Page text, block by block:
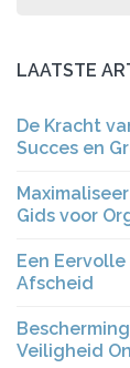
LAATSTE
De Kracht
Succes en
Gids voor
Een
Afscheid
Veiligheid